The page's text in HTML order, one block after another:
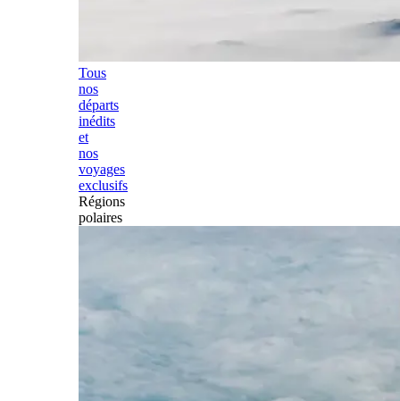
Tous
nos
départs
inédits
et
nos
voyages
exclusifs
Régions
polaires